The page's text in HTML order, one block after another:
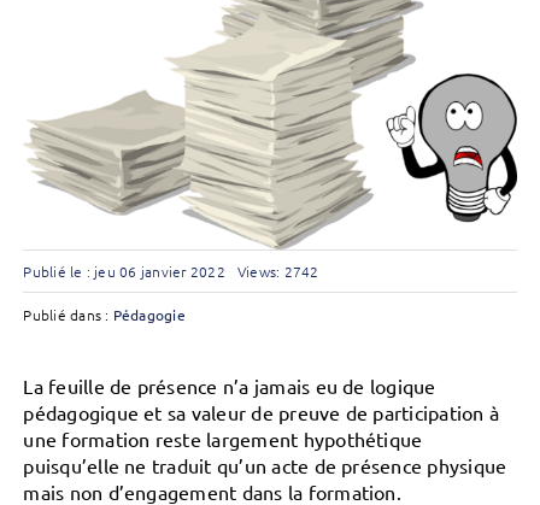
Publié le : jeu 06 janvier 2022 Views: 2742
Publié dans : Pédagogie
La feuille de présence n’a jamais eu de logique
pédagogique et sa valeur de preuve de participation à
une formation reste largement hypothétique
puisqu’elle ne traduit qu’un acte de présence physique
mais non d’engagement dans la formation.